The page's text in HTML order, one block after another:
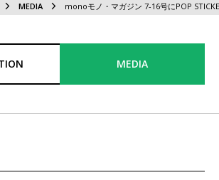
MEDIA monoモノ・マガジン 7-16号にPOP
MEDIA